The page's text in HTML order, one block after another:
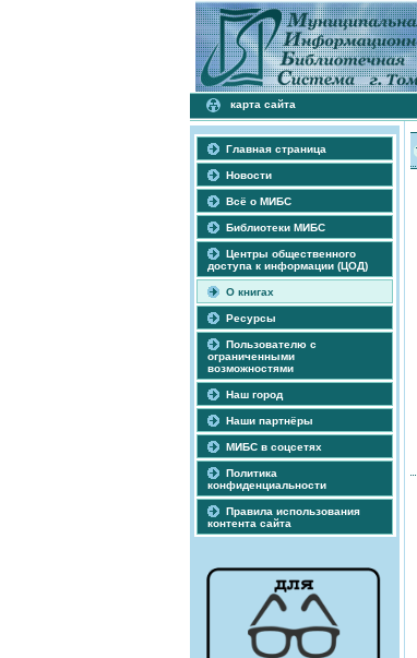
карта сайта
Главная страница
Новости
Всё о МИБС
Библиотеки МИБС
Центры общественного
доступа к информации (ЦОД)
О книгах
Ресурсы
Пользователю с
ограниченными
возможностями
Наш город
Наши партнёры
МИБС в соцсетях
Политика
конфиденциальности
Правила использования
контента сайта